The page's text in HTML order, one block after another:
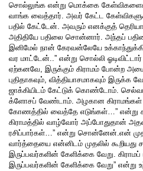
சொல்லுங்க என்று மொக்கை கேள்விகளைக்
வாங்க வைத்தார். அவர் கேட்ட
பதில் கேட்டேன். அவரும் எனக்குத்
அதிதியே பதிலை சொன்னார். அந்தப்
இனிமேல் நான் கேரவன்லேயே
வர மாட்டேன்..” என்று சொல்லி ஓடிவிட்டார்
ஏற்கனவே, இருக்கும் கிராமம் போன்ற
புதிதாகவும், வித்தியாசமாகவும் இருக்க
ஜாக்கியிடம் கேட்டுக் கொண்டோம்.
க்ளோசப் வேண்டாம். அழகான கிராமங்கள்
கோணத்தில் வைத்தே எடுங்கள்…” என்று
கிராமத்தில் வாழ்வோர் அப்போதுதான்
ரசிப்பார்கள்…” என்று சொன்னேன்.என்
வார்த்தையை என்னிடம் முதலில் கூறியது
இருப்பவர்களின் கேளிக்கை வேறு. கிராமப்
இருப்பவர்களின் கேளிக்கை வேறு” என்று